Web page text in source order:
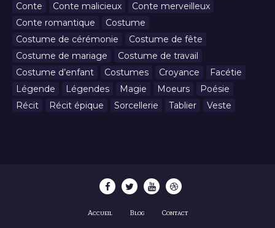
Conte
Conte malicieux
Conte merveilleux
Conte romantique
Costume
Costume de cérémonie
Costume de fête
Costume de mariage
Costume de travail
Costume d’enfant
Costumes Croyance
Facétie
Légende
Légendes Magie Moeurs
Poésie
Récit
Récit épique Sorcellerie Tablier Veste
Accueil Blog Contact